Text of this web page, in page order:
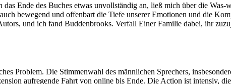
Ende des Buches etwas unvollständig an, ließ mich über die
bewegend und offenbart die Tiefe unserer Emotionen und die
und ich fand Buddenbrooks. Verfall Einer Familie dabei, ihr
Problem. Die Stimmenwahl des männlichen Sprechers,
aufregende Fahrt von online bis Ende. Die Action ist intensiv,